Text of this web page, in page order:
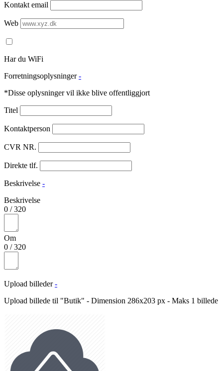
Kontakt email
Web
Har du WiFi
Forretningsoplysninger -
*Disse oplysninger vil ikke blive offentliggjort
Titel
Kontaktperson
CVR NR.
Direkte tlf.
Beskrivelse -
Beskrivelse
0 /320
Om
0 /320
Upload billeder -
Upload billede til "Butik" - Dimension 286x203 px - Maks 1 billede